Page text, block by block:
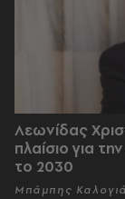
Λεωνίδας
πλαίσιο για
το 2030
Μπάμπης